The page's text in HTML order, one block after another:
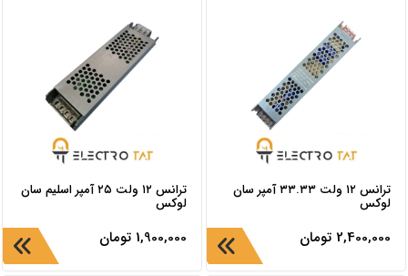
ترانس ۱۲ ولت ۳۳.۳۳ آمپر سان
لوکس
2,400,000 تومان
ترانس ١٢ ولت ٢٥ آمپر اسليم سان
لوکس
1,900,000 تومان